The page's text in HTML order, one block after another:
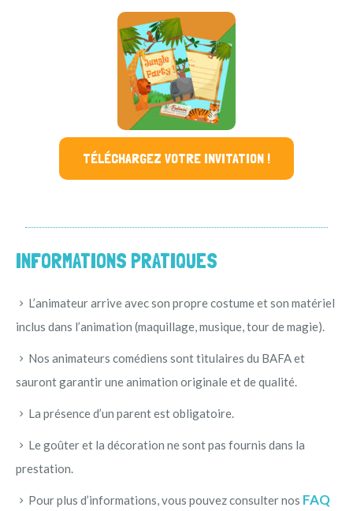
TÉLÉCHARGEZ VOTRE INVITATION !
INFORMATIONS PRATIQUES
L’animateur arrive avec son propre costume et son matériel
inclus dans l’animation (maquillage, musique, tour de magie).
Nos animateurs comédiens sont titulaires du BAFA et
sauront garantir une animation originale et de qualité.
La présence d’un parent est obligatoire.
Le goûter et la décoration ne sont pas fournis dans la
prestation.
Pour plus d’informations, vous pouvez consulter nos FAQ